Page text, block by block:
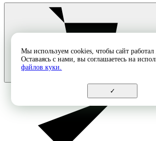
Мы используем cookies, чтобы сайт
Оставаясь с нами, вы соглашаетесь на
файлов куки.
✓